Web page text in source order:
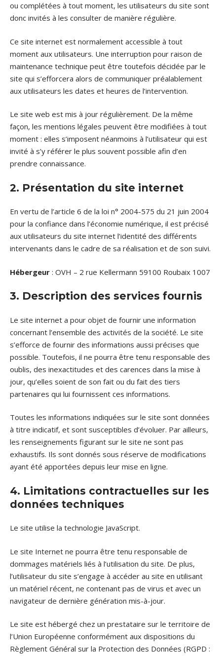
ou complétées à tout moment, les utilisateurs du site sont
donc invités à les consulter de manière régulière.
Ce site internet est normalement accessible à tout
moment aux utilisateurs. Une interruption pour raison de
maintenance technique peut être toutefois décidée par le
site qui s’efforcera alors de communiquer préalablement
aux utilisateurs les dates et heures de l’intervention.
Le site web est mis à jour régulièrement. De la même
façon, les mentions légales peuvent être modifiées à tout
moment : elles s’imposent néanmoins à l’utilisateur qui est
invité à s’y référer le plus souvent possible afin d’en
prendre connaissance.
2. Présentation du site internet
En vertu de l’article 6 de la loi n° 2004-575 du 21 juin 2004
pour la confiance dans l’économie numérique, il est précisé
aux utilisateurs du site internet l’identité des différents
intervenants dans le cadre de sa réalisation et de son suivi.
Hébergeur : OVH – 2 rue Kellermann 59100 Roubaix 1007
3. Description des services fournis
Le site internet a pour objet de fournir une information
concernant l’ensemble des activités de la société. Le site
s’efforce de fournir des informations aussi précises que
possible. Toutefois, il ne pourra être tenu responsable des
oublis, des inexactitudes et des carences dans la mise à
jour, qu’elles soient de son fait ou du fait des tiers
partenaires qui lui fournissent ces informations.
Toutes les informations indiquées sur le site sont données
à titre indicatif, et sont susceptibles d’évoluer. Par ailleurs,
les renseignements figurant sur le site ne sont pas
exhaustifs. Ils sont donnés sous réserve de modifications
ayant été apportées depuis leur mise en ligne.
4. Limitations contractuelles sur les
données techniques
Le site utilise la technologie JavaScript.
Le site Internet ne pourra être tenu responsable de
dommages matériels liés à l’utilisation du site. De plus,
l’utilisateur du site s’engage à accéder au site en utilisant
un matériel récent, ne contenant pas de virus et avec un
navigateur de dernière génération mis-à-jour.
Le site est hébergé chez un prestataire sur le territoire de
l’Union Européenne conformément aux dispositions du
Règlement Général sur la Protection des Données (RGPD :